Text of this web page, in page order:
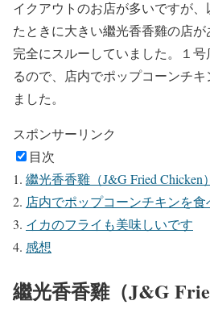
イクアウトのお店が多いですが
たときに大きい繼光香香雞の店
完全にスルーしていました。１
るので、店内でポップコーンチ
ました。
スポンサーリンク
目次
繼光香香雞（J&G Fried
店内でポップコーンチキンを食
イカのフライも美味しいです
感想
繼光香香雞（J&G